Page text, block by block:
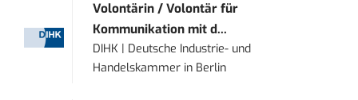
Volontärin / Volontär für
Kommunikation mit d...
DIHK | Deutsche Industrie- und
Handelskammer in Berlin